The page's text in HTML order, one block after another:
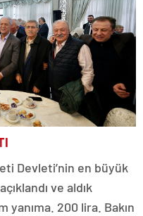
Devleti’nin en büyük
ve aldık
yanıma. 200 lira. Bakın